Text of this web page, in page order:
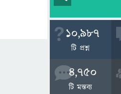
10,987
টি প্রশ্ন
4,750
টি মন্তব্য